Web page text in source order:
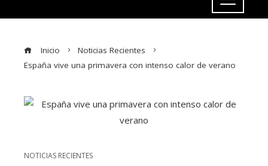
Inicio
Noticias Recientes
España vive una primavera con intenso calor de verano
NOTICIAS RECIENTES